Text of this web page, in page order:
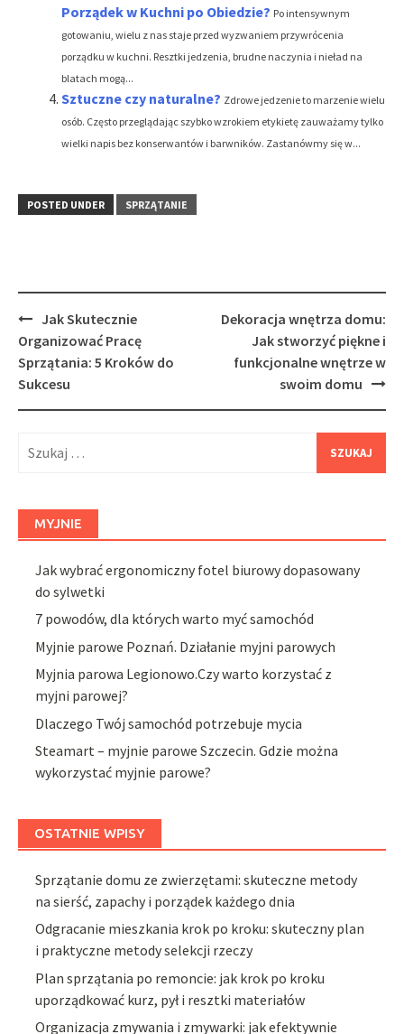
Porządek w Kuchni po Obiedzie? Po intensywnym
gotowaniu, wielu z nas staje przed wyzwaniem przywrócenia
porządku w kuchni. Resztki jedzenia, brudne naczynia i nieład na
blatach mogą...
Sztuczne czy naturalne? Zdrowe jedzenie to marzenie wielu
osób. Często przeglądając szybko wzrokiem etykietę zauważamy tylko
wielki napis bez konserwantów i barwników. Zastanówmy się w...
POSTED UNDER SPRZĄTANIE
Post
navigation
Jak Skutecznie
Organizować Pracę
Sprzątania: 5 Kroków do
Sukcesu
Dekoracja wnętrza domu:
Jak stworzyć piękne i
funkcjonalne wnętrze w
swoim domu
MYJNIE
Jak wybrać ergonomiczny fotel biurowy dopasowany
do sylwetki
7 powodów, dla których warto myć samochód
Myjnie parowe Poznań. Działanie myjni parowych
Myjnia parowa Legionowo.Czy warto korzystać z
myjni parowej?
Dlaczego Twój samochód potrzebuje mycia
Steamart – myjnie parowe Szczecin. Gdzie można
wykorzystać myjnie parowe?
OSTATNIE WPISY
Sprzątanie domu ze zwierzętami: skuteczne metody
na sierść, zapachy i porządek każdego dnia
Odgracanie mieszkania krok po kroku: skuteczny plan
i praktyczne metody selekcji rzeczy
Plan sprzątania po remoncie: jak krok po kroku
uporządkować kurz, pył i resztki materiałów
Organizacja zmywania i zmywarki: jak efektywnie